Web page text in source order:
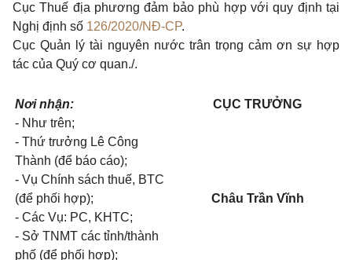
Cục Thuế địa phương đảm bảo phù hợp với quy định tại
Nghị định số 126/2020/NĐ-CP.
Cục Quản lý tài nguyên nước trân trọng cảm ơn sự hợp
tác của Quý cơ quan./.
Nơi nhận:
- Như trên;
- Thứ trưởng Lê Công
Thành (để báo cáo);
- Vụ Chính sách thuế, BTC
(để phối hợp);
- Các Vụ: PC, KHTC;
- Sở TNMT các tỉnh/thành
phố (để phối hợp);
CỤC TRƯỞNG
Châu Trần Vĩnh